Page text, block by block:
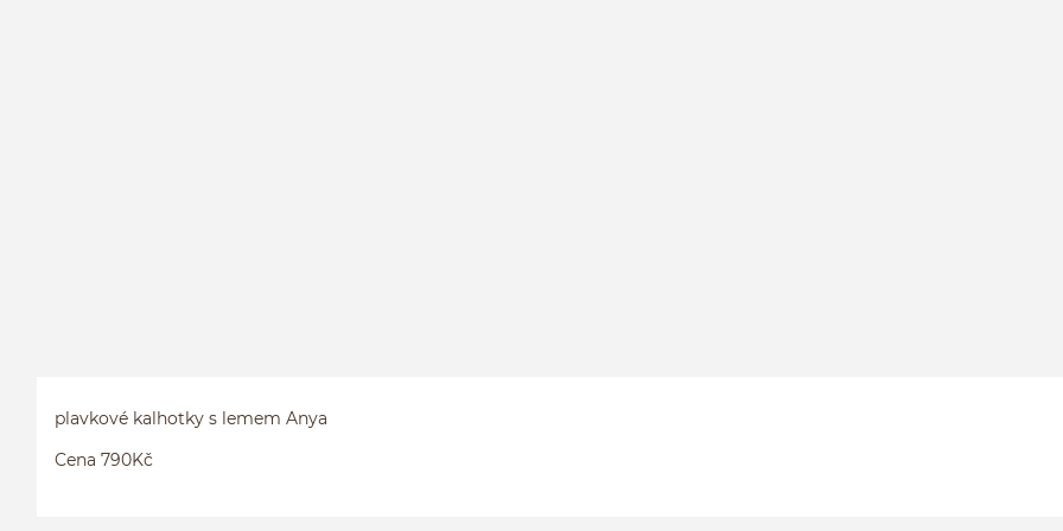
plavkové kalhotky s lemem Anya
Cena 790Kč